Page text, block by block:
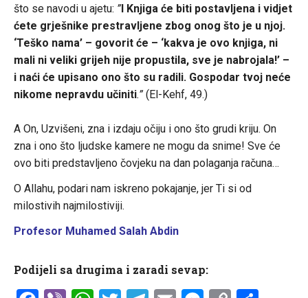
što se navodi u ajetu: ”I Knjiga će biti postavljena i vidjet
ćete grješnike prestravljene zbog onog što je u njoj.
‘Teško nama’ – govorit će – ‘kakva je ovo knjiga, ni
mali ni veliki grijeh nije propustila, sve je nabrojala!’ –
i naći će upisano ono što su radili. Gospodar tvoj neće
nikome nepravdu učiniti.” (El-Kehf, 49.)
A On, Uzvišeni, zna i izdaju očiju i ono što grudi kriju. On
zna i ono što ljudske kamere ne mogu da snime! Sve će
ovo biti predstavljeno čovjeku na dan polaganja računa…
O Allahu, podari nam iskreno pokajanje, jer Ti si od
milostivih najmilostiviji.
Profesor Muhamed Salah Abdin
Podijeli sa drugima i zaradi sevap: